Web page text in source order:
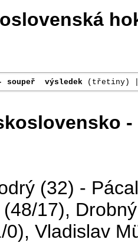
soupeř  výsledek
(32) -
17),
0), Vladislav